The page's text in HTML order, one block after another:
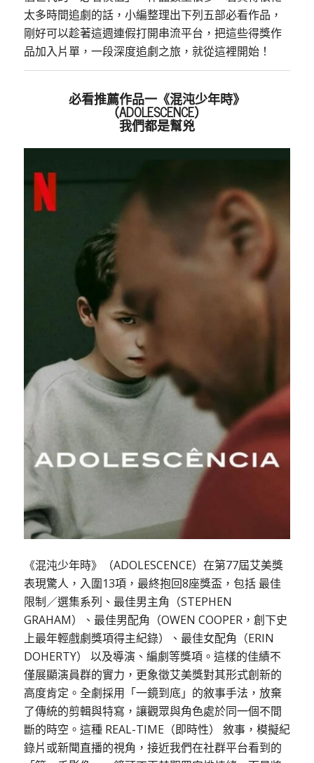
太多時間追劇的話，小編整理出下列五部必看作品，
剛好可以趁著這週連假打開串流平台，把這些得獎作
品加入片單，一段深度追劇之旅，就從這裡開始！
必看推薦作品一《混沌少年時》
（ADOLESCENCE）
我們都是幫兇
《混沌少年時》（ADOLESCENCE）在第77屆艾美獎
表現驚人，入圍13項，最終抱回8座獎盃，包括 最佳
限制／選集系列、最佳男主角（STEPHEN
GRAHAM）、最佳男配角（OWEN COOPER，創下史
上最年輕戲劇獎項得主紀錄）、最佳女配角（ERIN
DOHERTY） 以及導演、編劇等獎項。這樣的佳績不
僅展顯演員群的實力，更象徵艾美獎對其形式創新的
高度肯定。全劇採用「一鏡到底」的敘事手法，放棄
了傳統的剪輯與特寫，讓觀眾與角色處於同一個不間
斷的時空。這種 REAL-TIME（即時性） 敘事，模擬紀
錄片或新聞直播的視角，接近我們在社群平台看到的